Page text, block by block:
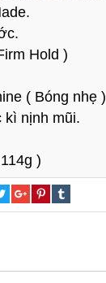
Hold )
( Bóng nhẹ )
nịnh mũi.
)